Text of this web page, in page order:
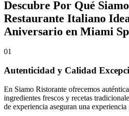
Descubre Por Qué
Restaurante Italiano
Aniversario en Miami
01
Autenticidad y Calidad
En Siamo Ristorante ofrecemos
ingredientes frescos y recetas
de experiencia aseguran una